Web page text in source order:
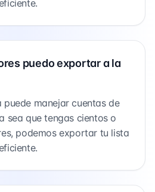
puedo exportar a la
puede manejar cuentas de
sea que tengas cientos o
podemos exportar tu lista